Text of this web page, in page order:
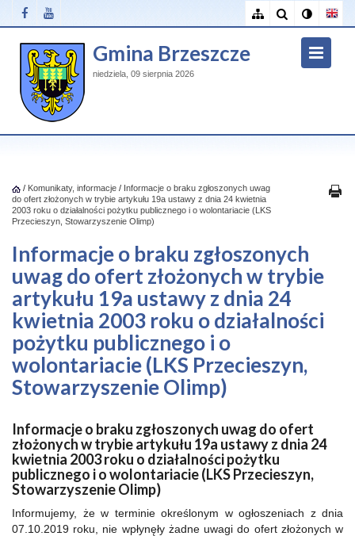
Gmina Brzeszcze
niedziela, 09 sierpnia 2026
/ Komunikaty, informacje / Informacje o braku zgłoszonych uwag
do ofert złożonych w trybie artykułu 19a ustawy z dnia 24 kwietnia
2003 roku o działalności pożytku publicznego i o wolontariacie (LKS
Przecieszyn, Stowarzyszenie Olimp)
Informacje o braku zgłoszonych
uwag do ofert złożonych w trybie
artykułu 19a ustawy z dnia 24
kwietnia 2003 roku o działalności
pożytku publicznego i o
wolontariacie (LKS Przecieszyn,
Stowarzyszenie Olimp)
Informacje o braku zgłoszonych uwag do ofert
złożonych w trybie artykułu 19a ustawy z dnia 24
kwietnia 2003 roku o działalności pożytku
publicznego i o wolontariacie (LKS Przecieszyn,
Stowarzyszenie Olimp)
Informujemy, że w terminie określonym w ogłoszeniach z dnia
07.10.2019 roku, nie wpłynęły żadne uwagi do ofert złożonych w